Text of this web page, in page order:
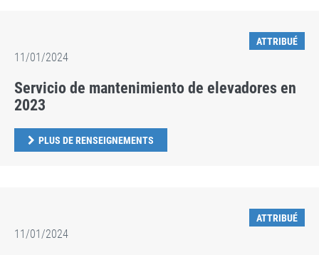
ATTRIBUÉ
11/01/2024
Servicio de mantenimiento de elevadores en
2023
PLUS DE RENSEIGNEMENTS
ATTRIBUÉ
11/01/2024